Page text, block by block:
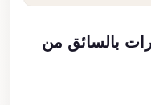
بالسائق من